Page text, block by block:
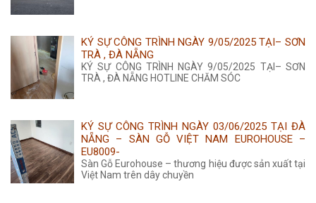
KÝ SỰ CÔNG TRÌNH NGÀY 9/05/2025 TẠI– SƠN
TRÀ , ĐÀ NẴNG
KÝ SỰ CÔNG TRÌNH NGÀY 9/05/2025 TẠI– SƠN
TRÀ , ĐÀ NẴNG HOTLINE CHĂM SÓC
KÝ SỰ CÔNG TRÌNH NGÀY 03/06/2025 TẠI ĐÀ
NẴNG – SÀN GỖ VIỆT NAM EUROHOUSE –
EU8009-
Sàn Gỗ Eurohouse – thương hiệu được sản xuất tại
Việt Nam trên dây chuyền